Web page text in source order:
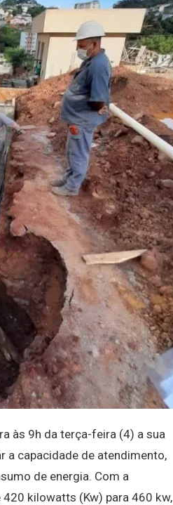
às 9h da terça-feira (4) a sua
a capacidade de atendimento,
de energia. Com a
420 kilowatts (Kw) para 460 kw,